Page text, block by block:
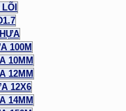
LÕI
100M
10MM
12MM
12X6
14MM